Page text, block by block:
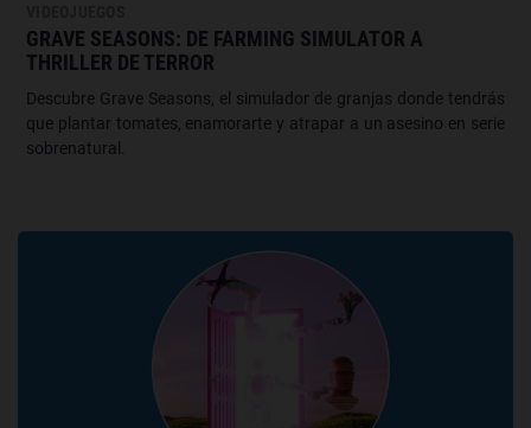
GRAVE SEASONS: DE FARMING SIMULATOR A
THRILLER DE TERROR
Descubre Grave Seasons, el simulador de granjas donde tendrás
que plantar tomates, enamorarte y atrapar a un asesino en serie
sobrenatural.